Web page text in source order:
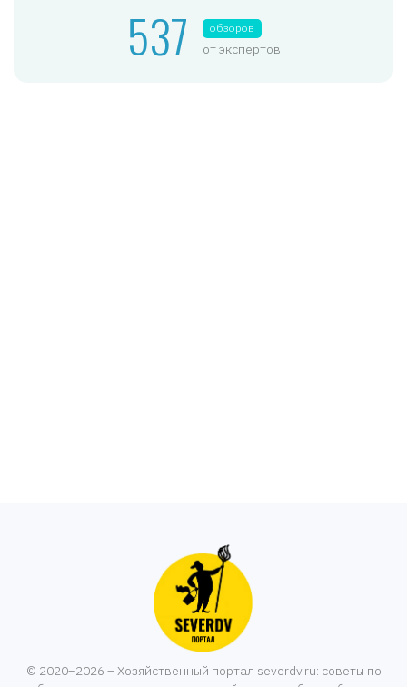
537 обзоров
от экспертов
© 2020–2026 – Хозяйственный портал severdv.ru: советы по